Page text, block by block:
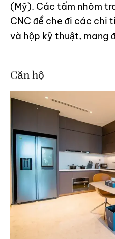
(Mỹ). Các tấm nhôm
CNC để che đi các chi
và hộp kỹ thuật, mang
Căn hộ